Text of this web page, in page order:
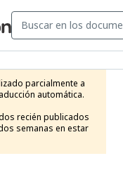
parcialmente a
automática.
recién publicados
semanas en estar